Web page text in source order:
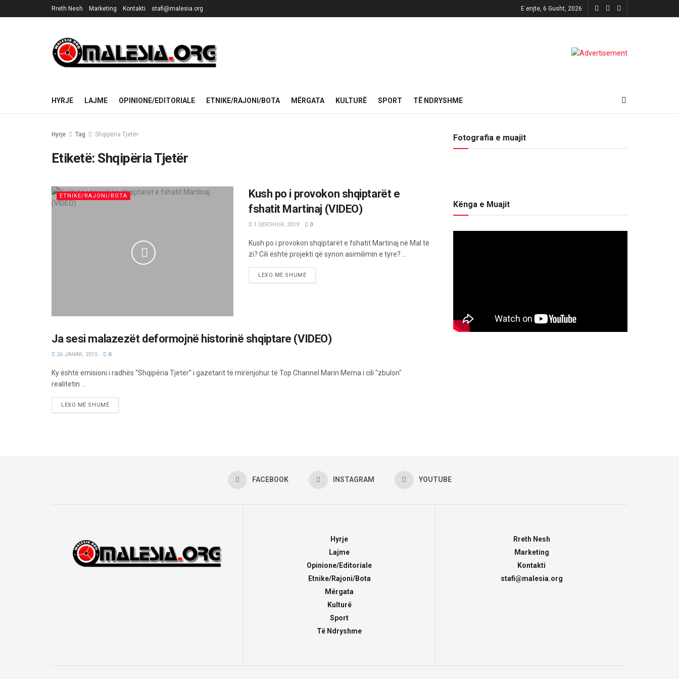
Rreth Nesh Marketing Kontakti stafi@malesia.org E enjte, 6 Gusht, 2026
HYRJE LAJME OPINIONE/EDITORIALE ETNIKE/RAJONI/BOTA MËRGATA KULTURË SPORT TË NDRYSHME
Hyrje Tag Shqipëria Tjetër
Etiketë: Shqipëria Tjetër
ETNIKE/RAJONI/BOTA
Kush po i provokon shqiptarët e
fshatit Martinaj (VIDEO)
1 QERSHOR, 2019 0
Kush po i provokon shqiptarët e fshatit Martinaj në Mal të
zi? Cili është projekti që synon asimilimin e tyre? ...
LEXO MË SHUMË
OPINIONE/EDITORIALE
Ja sesi malazezët deformojnë historinë shqiptare (VIDEO)
26 JANAR, 2015 0
Ky është emisioni i radhës “Shqipëria Tjetër” i gazetarit të mirënjohur të Top Channel Marin Mema i cili "zbulon"
realitetin ...
LEXO MË SHUMË
Fotografia e muajit
Kënga e Muajit
FACEBOOK INSTAGRAM YOUTUBE
Hyrje
Lajme
Opinione/Editoriale
Etnike/Rajoni/Bota
Mërgata
Kulturë
Sport
Të Ndryshme
Rreth Nesh
Marketing
Kontakti
stafi@malesia.org